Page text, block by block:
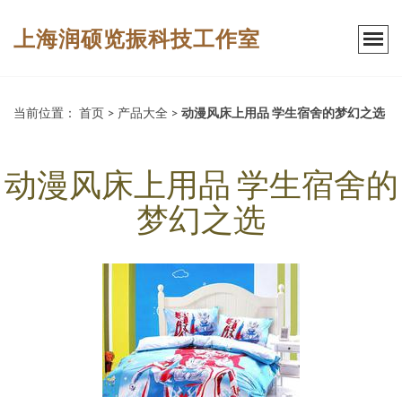
上海润硕览振科技工作室
当前位置： 首页 > 产品大全 > 动漫风床上用品 学生宿舍的梦幻之选
动漫风床上用品 学生宿舍的
梦幻之选